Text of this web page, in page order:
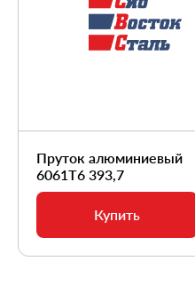
Пруток алюминиевый
6061Т6 393,7
Купить